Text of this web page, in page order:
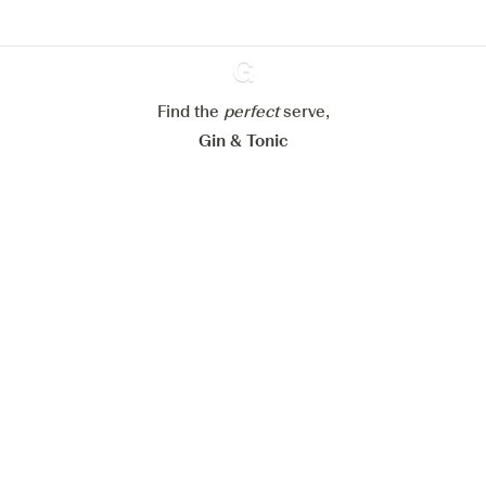
Ginventory
Find the perfectserve,
Gin & Tonic
Refuser tout Accepter tout